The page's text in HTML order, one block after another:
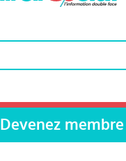
Devenez membre